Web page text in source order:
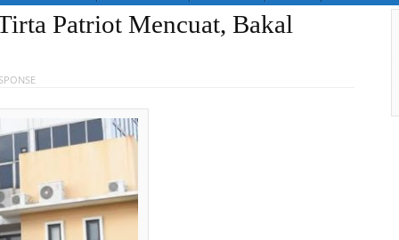
Patriot Mencuat, Bakal